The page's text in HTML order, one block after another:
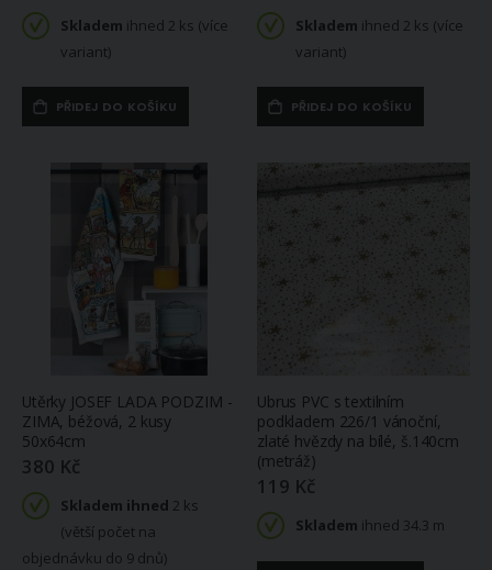
Skladem ihned 2 ks (více
variant)
PŘIDEJ DO KOŠÍKU
Skladem ihned 2 ks (více
variant)
PŘIDEJ DO KOŠÍKU
Utěrky JOSEF LADA PODZIM -
ZIMA, béžová, 2 kusy
50x64cm
380 Kč
Skladem ihned 2 ks
(větší počet na
objednávku do 9 dnů)
Ubrus PVC s textilním
podkladem 226/1 vánoční,
zlaté hvězdy na bílé, š.140cm
(metráž)
119 Kč
Skladem ihned 34.3 m